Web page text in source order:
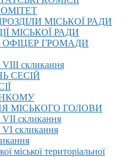
МІСЬКОЇ РАДИ
МІСЬКОЇ РАДИ
ГРОМАДИ
скликання
СЕСІЙ
МІСЬКОГО ГОЛОВИ
скликання
скликання
міської територіальної